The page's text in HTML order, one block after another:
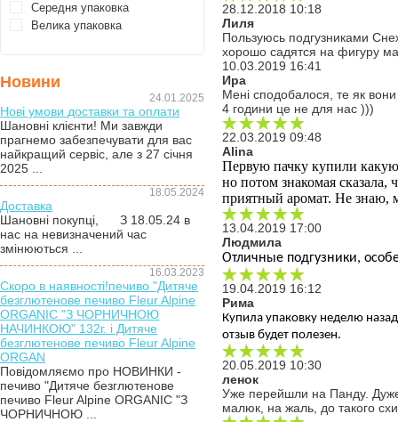
Середня упаковка
Велика упаковка
Новини
24.01.2025
Нові умови доставки та оплати
Шановні клієнти! Ми завжди
прагнемо забезпечувати для вас
найкращий сервіс, але з 27 січня
2025 ...
18.05.2024
Доставка
Шановні покупці, З 18.05.24 в
нас на невизначений час
змінюються ...
16.03.2023
Скоро в наявності!печиво "Дитяче
безглютенове печиво Fleur Alpine
ORGANIC "З ЧОРНИЧНОЮ
НАЧИНКОЮ" 132г. і Дитяче
безглютенове печиво Fleur Alpine
ORGAN
Повідомляємо про НОВИНКИ -
печиво "Дитяче безглютенове
печиво Fleur Alpine ORGANIC "З
ЧОРНИЧНОЮ ...
28.12.2018 10:18
Лиля
Пользуюсь подгузниками
хорошо садятся на фигуру
10.03.2019 16:41
Ира
Мені сподобалося, те як
4 години це не для нас )))
22.03.2019 09:48
Alina
Первую пачку купили
но потом знакомая сказала,
приятный аромат. Не знаю,
13.04.2019 17:00
Людмила
Отличные подгузники,
19.04.2019 16:12
Рима
Купила упаковку неделю
отзыв будет полезен.
20.05.2019 10:30
ленок
Уже перейшли на Панду. Дуже
малюк, на жаль, до такого